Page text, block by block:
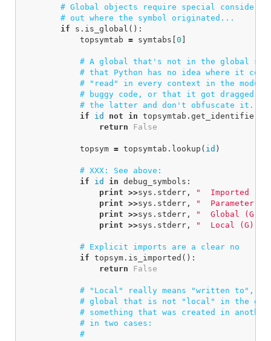
if
s . is_global ():
topsymtab = symtabs 0
if
id not in topsymtab . get_identifiers
return
False
topsym = topsymtab . lookup ( id )
if
id in debug_symbols :
print >>sys . stderr ,
"  Imported
print >>sys . stderr ,
"  Parameter
print >>sys . stderr , "  Global (G):"
print >>sys . stderr , "  Local (G):"
if topsym . is_imported ():
return
False